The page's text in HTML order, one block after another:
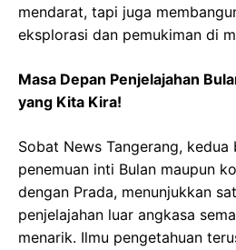
mendarat, tapi juga
eksplorasi dan pemukiman di
Masa Depan Penjelajahan
yang Kita Kira!
Sobat News Tangerang,
penemuan inti Bulan maupun
dengan Prada, menunjukkan
penjelajahan luar angkasa
menarik. Ilmu pengetahuan